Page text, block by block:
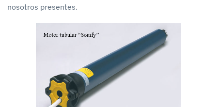
nosotros presentes.